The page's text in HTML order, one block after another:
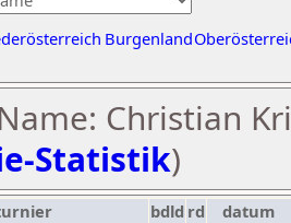
Burgenland
Christian
Statistik)
bdld rd
datum